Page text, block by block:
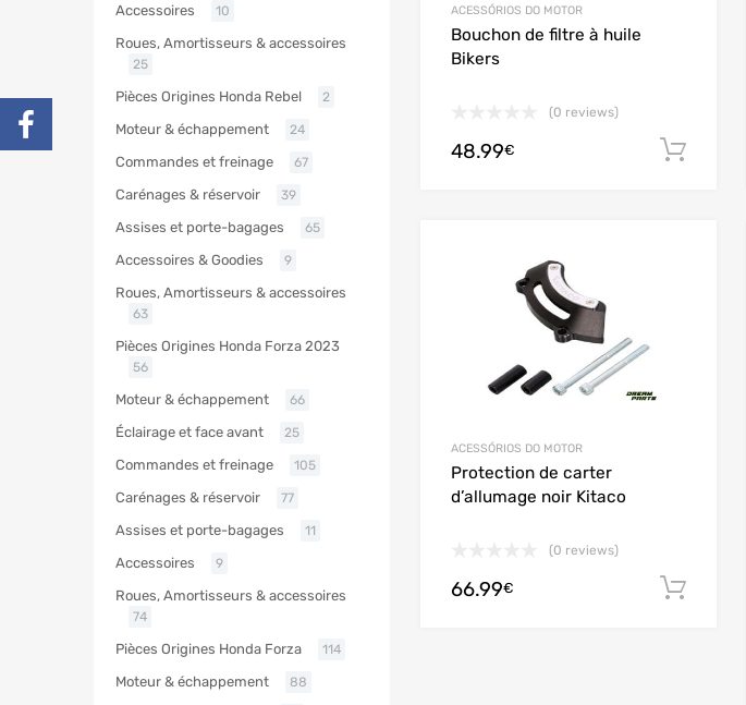
ACESSÓRIOS DO MOTOR
Bouchon de filtre à huile
Bikers
(0 reviews)
48.99€
ACESSÓRIOS DO MOTOR
Protection de carter
d’allumage noir Kitaco
(0 reviews)
66.99€
Accessoires 10
Roues, Amortisseurs & accessoires
25
Pièces Origines Honda Rebel 2
Moteur & échappement 24
Commandes et freinage 67
Carénages & réservoir 39
Assises et porte-bagages 65
Accessoires & Goodies 9
Roues, Amortisseurs & accessoires
63
Pièces Origines Honda Forza 2023
56
Moteur & échappement 66
Éclairage et face avant 25
Commandes et freinage 105
Carénages & réservoir 77
Assises et porte-bagages 11
Accessoires 9
Roues, Amortisseurs & accessoires
74
Pièces Origines Honda Forza 114
Moteur & échappement 88